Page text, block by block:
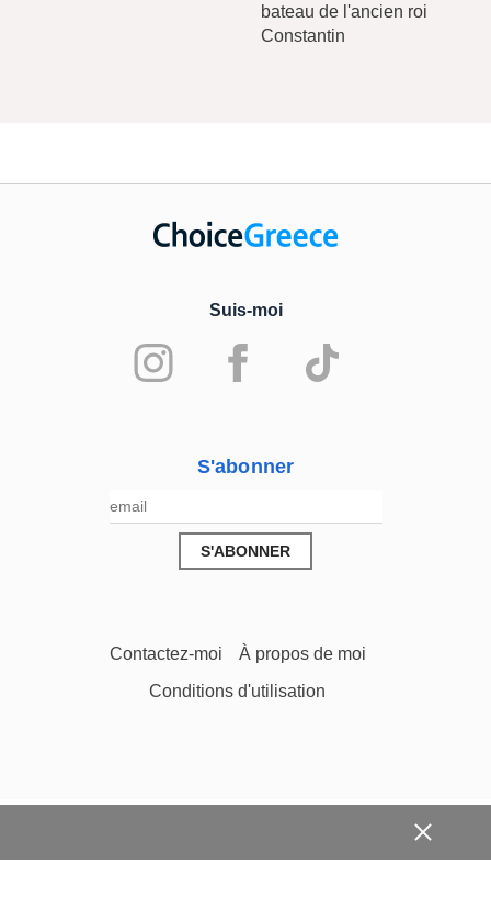
bateau de l'ancien roi
Constantin
Suis-moi
S'abonner
Contactez-moi
À propos de moi
Conditions d'utilisation